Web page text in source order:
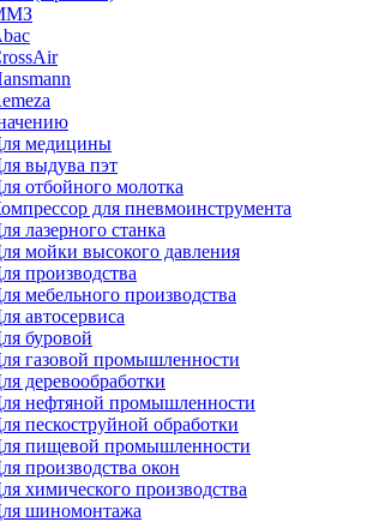
медицины
выдува пэт
отбойного молотка
для пневмоинструмента
лазерного станка
мойки высокого давления
производства
мебельного производства
автосервиса
буровой
газовой промышленности
деревообработки
нефтяной промышленности
пескоструйной обработки
пищевой промышленности
производства окон
химического производства
шиномонтажа